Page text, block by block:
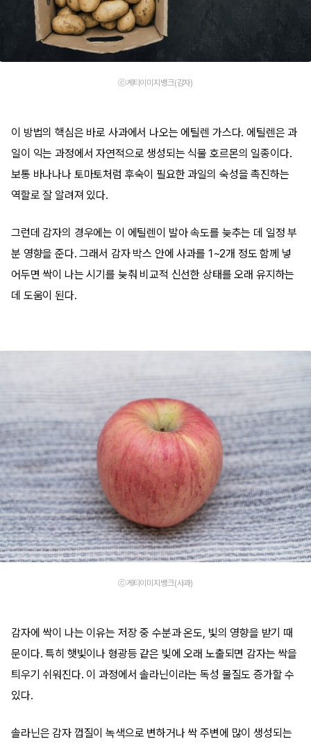
ⓒ게티이미지뱅크(감자)
이 방법의 핵심은 바로 사과에서 나오는 에틸렌 가스다. 에틸렌은 과
일이 익는 과정에서 자연적으로 생성되는 식물 호르몬의 일종이다.
보통 바나나나 토마토처럼 후숙이 필요한 과일의 숙성을 촉진하는
역할로 잘 알려져 있다.
그런데 감자의 경우에는 이 에틸렌이 발아 속도를 늦추는 데 일정 부
분 영향을 준다. 그래서 감자 박스 안에 사과를 1~2개 정도 함께 넣
어두면 싹이 나는 시기를 늦춰 비교적 신선한 상태를 오래 유지하는
데 도움이 된다.
ⓒ게티이미지뱅크(사과)
감자에 싹이 나는 이유는 저장 중 수분과 온도, 빛의 영향을 받기 때
문이다. 특히 햇빛이나 형광등 같은 빛에 오래 노출되면 감자는 싹을
틔우기 쉬워진다. 이 과정에서 솔라닌이라는 독성 물질도 증가할 수
있다.
솔라닌은 감자 껍질이 녹색으로 변하거나 싹 주변에 많이 생성되는